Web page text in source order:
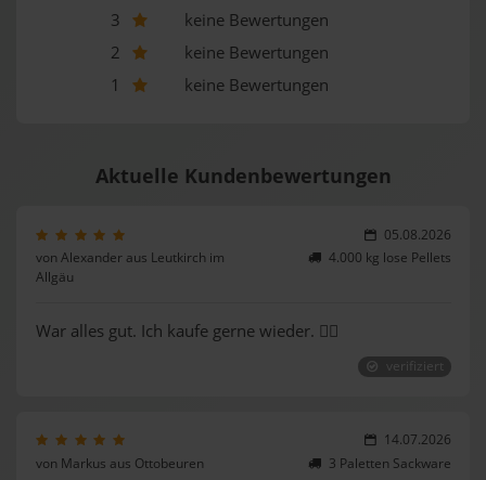
3
keine Bewertungen
2
keine Bewertungen
1
keine Bewertungen
Aktuelle Kundenbewertungen
05.08.2026
von Alexander aus Leutkirch im
Allgäu
4.000 kg lose Pellets
War alles gut. Ich kaufe gerne wieder. 👍🏻
verifiziert
14.07.2026
von Markus aus Ottobeuren
3 Paletten Sackware